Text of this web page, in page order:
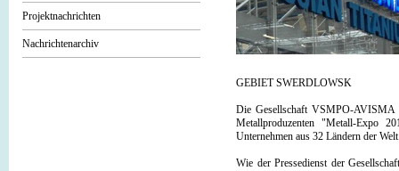
Projektnachrichten
Nachrichtenarchiv
GEBIET SWERDLOWSK
Die Gesellschaft VSMPO-AVISMA
Metallproduzenten "Metall-Expo
Unternehmen aus 32 Ländern der
Wie der Pressedienst der